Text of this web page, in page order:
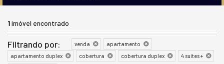
1imóvel encontrado
Filtrando por: venda
apartamento
apartamento duplex
cobertura cobertura duplex
4 suítes +